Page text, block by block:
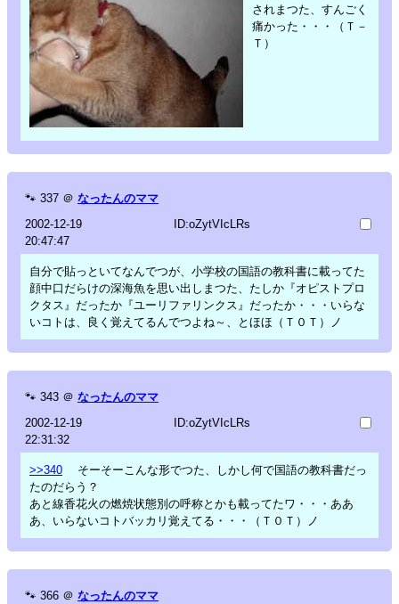
されまつた、すんごく
痛かった・・・（Ｔ－
Ｔ）
🐾 337 ＠ なったんのママ
2002-12-19
20:47:47
ID:oZytVIcLRs
自分で貼っといてなんでつが、小学校の国語の教科書に載ってた
顔中口だらけの深海魚を思い出しまつた、たしか『オピストプロ
クタス』だったか『ユーリファリンクス』だったか・・・いらな
いコトは、良く覚えてるんでつよね～、とほほ（Ｔ０Ｔ）ノ
🐾 343 ＠ なったんのママ
2002-12-19
22:31:32
ID:oZytVIcLRs
>>340 そーそーこんな形でつた、しかし何で国語の教科書だっ
たのだらう？
あと線香花火の燃焼状態別の呼称とかも載ってたワ・・・ああ
あ、いらないコトバッカリ覚えてる・・・（Ｔ０Ｔ）ノ
🐾 366 ＠ なったんのママ